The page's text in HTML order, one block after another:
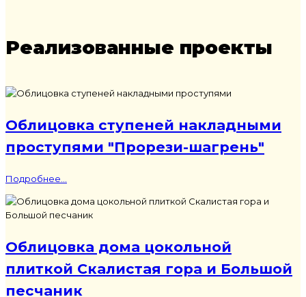
Реализованные проекты
Облицовка ступеней накладными
проступями "Прорези-шагрень"
Подробнее...
Облицовка дома цокольной
плиткой Скалистая гора и Большой
песчаник